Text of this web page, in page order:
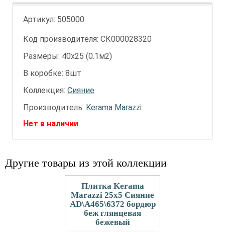
Артикул: 505000
Код производителя: СК000028320
Размеры: 40х25 (0.1м2)
В коробке: 8шт
Коллекция: Сияние
Производитель: Kerama Marazzi
Нет в наличии
Другие товары из этой коллекции
Плитка Kerama
Marazzi 25x5 Сияние
AD\A465\6372 бордюр
беж глянцевая
бежевый